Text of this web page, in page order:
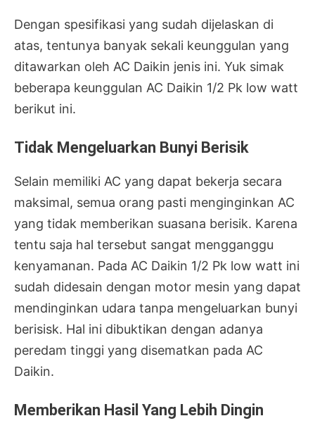
Dengan spesifikasi yang sudah dijelaskan di
atas, tentunya banyak sekali keunggulan yang
ditawarkan oleh AC Daikin jenis ini. Yuk simak
beberapa keunggulan AC Daikin 1/2 Pk low watt
berikut ini.
Tidak Mengeluarkan Bunyi Berisik
Selain memiliki AC yang dapat bekerja secara
maksimal, semua orang pasti menginginkan AC
yang tidak memberikan suasana berisik. Karena
tentu saja hal tersebut sangat mengganggu
kenyamanan. Pada AC Daikin 1/2 Pk low watt ini
sudah didesain dengan motor mesin yang dapat
mendinginkan udara tanpa mengeluarkan bunyi
berisisk. Hal ini dibuktikan dengan adanya
peredam tinggi yang disematkan pada AC
Daikin.
Memberikan Hasil Yang Lebih Dingin